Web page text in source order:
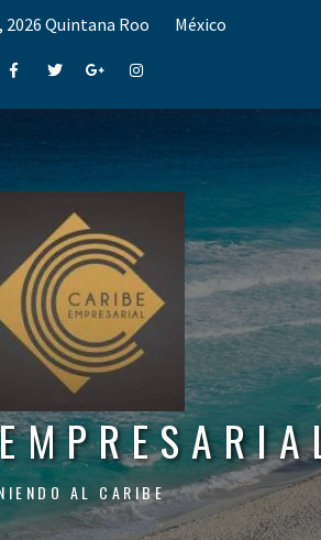
2026 Quintana Roo México
FacebookTwitterGoogle+Instagram
AL CARIBE